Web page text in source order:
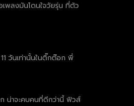
เพลงมันโดนใจวัยรุ่น ที่ตัว
วันเท่านั้นในติ๊กต๊อก พี่
ก น่าจะคบคนที่ดีกว่านี้ ฟิวส์